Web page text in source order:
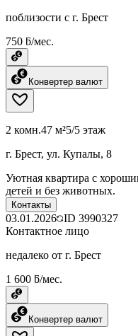
поблизости с г. Брест
750 ƃ/мес.
Конвертер валют
2 комн.47 м²5/5 этаж
г. Брест, ул. Купалы, 8
Уютная квартира с
детей и без животных.
Контакты
03.01.2026 ID 3990327
Контактное лицо
недалеко от г. Брест
1 600 ƃ/мес.
Конвертер валют